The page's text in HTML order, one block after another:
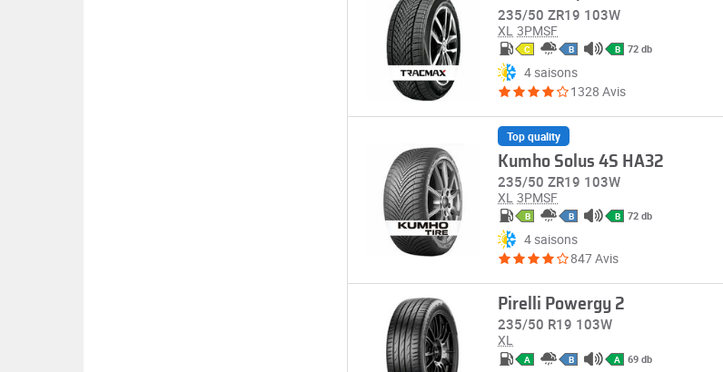
235/50 ZR19 103W
XL 3PMSF
C B B 72 db
4 saisons
1328 Avis
Top quality
Kumho Solus 4S HA32
235/50 ZR19 103W
XL 3PMSF
B B B 72 db
4 saisons
847 Avis
Pirelli Powergy 2
235/50 R19 103W
XL
A B A 69 db